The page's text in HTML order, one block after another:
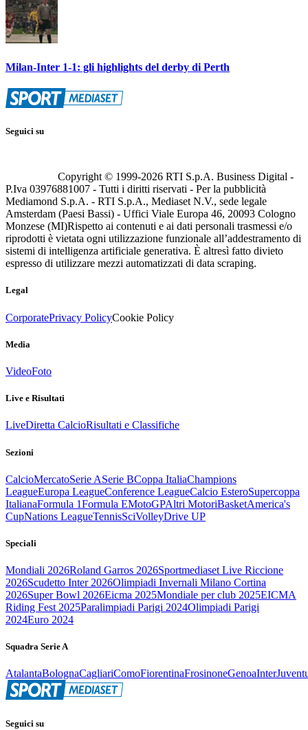
Milan-Inter 1-1: gli highlights del derby di Perth
Seguici su
Copyright © 1999-2026 RTI S.p.A. Business Digital -
P.Iva 03976881007 - Tutti i diritti riservati - Per la pubblicità
Mediamond S.p.A. - RTI S.p.A., Mediaset N.V., sede legale
Amsterdam (Paesi Bassi) - Uffici Viale Europa 46, 20093 Cologno
Monzese (MI)Rispetto ai contenuti e ai dati personali trasmessi e/o
riprodotti è vietata ogni utilizzazione funzionale all’addestramento di
sistemi di intelligenza artificiale generativa. È altresì fatto divieto
espresso di utilizzare mezzi automatizzati di data scraping.
Legal
CorporatePrivacy PolicyCookie Policy
Media
VideoFoto
Live e Risultati
LiveDiretta CalcioRisultati e Classifiche
Sezioni
CalcioMercatoSerie ASerie BCoppa ItaliaChampions
LeagueEuropa LeagueConference LeagueCalcio EsteroSupercoppa
ItalianaFormula 1Formula EMotoGPAltri MotoriBasketAmerica's
CupNations LeagueTennisSciVolleyDrive UP
Speciali
Mondiali 2026Roland Garros 2026Sportmediaset Live Riccione
2026Scudetto Inter 2026Olimpiadi Invernali Milano Cortina
2026Super Bowl 2026Eicma 2025Mondiale per club 2025EICMA
Riding Fest 2025Paralimpiadi Parigi 2024Olimpiadi Parigi
2024Euro 2024
Squadra Serie A
AtalantaBolognaCagliariComoFiorentinaFrosinoneGenoaInter
Seguici su